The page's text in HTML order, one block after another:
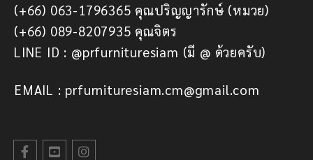
(+66) 063-1796365 คุณปริญญารักษ์ (หมวย)
(+66) 089-8207935 คุณจิตร
LINE ID : @prfurnituresiam (มี @ ด้วยครับ)
EMAIL : prfurnituresiam.cm@gmail.com